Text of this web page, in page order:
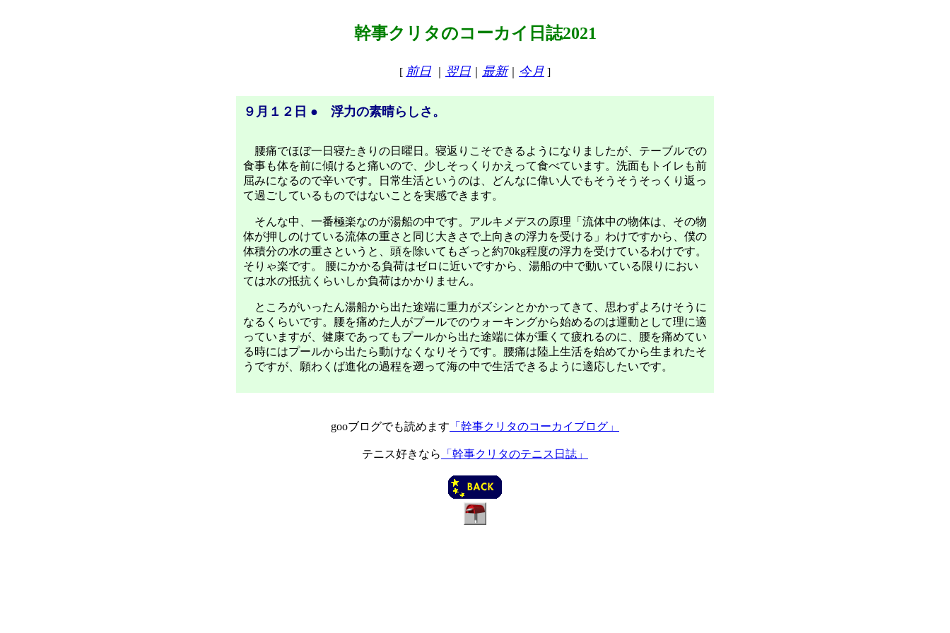
幹事クリタのコーカイ日誌2021
[ 前日 翌日 最新｜ 今月 ]
９月１２日 ● 浮力の素晴らしさ。
腰痛でほぼ一日寝たきりの日曜日。寝返りこそできるようになりましたが、テーブルでの
食事も体を前に傾けると痛いので、少しそっくりかえって食べています。洗面もトイレも前
屈みになるので辛いです。日常生活というのは、どんなに偉い人でもそうそうそっくり返っ
て過ごしているものではないことを実感できます。
そんな中、一番極楽なのが湯船の中です。アルキメデスの原理「流体中の物体は、その物
体が押しのけている流体の重さと同じ大きさで上向きの浮力を受ける」わけですから、僕の
体積分の水の重さというと、頭を除いてもざっと約70kg程度の浮力を受けているわけです。
そりゃ楽です。 腰にかかる負荷はゼロに近いですから、湯船の中で動いている限りにおい
ては水の抵抗くらいしか負荷はかかりません。
ところがいったん湯船から出た途端に重力がズシンとかかってきて、思わずよろけそうに
なるくらいです。腰を痛めた人がプールでのウォーキングから始めるのは運動として理に適
っていますが、健康であってもプールから出た途端に体が重くて疲れるのに、腰を痛めてい
る時にはプールから出たら動けなくなりそうです。腰痛は陸上生活を始めてから生まれたそ
うですが、願わくば進化の過程を遡って海の中で生活できるように適応したいです。
gooブログでも読めます 「幹事クリタのコーカイブログ」
テニス好きなら 「幹事クリタのテニス日誌」